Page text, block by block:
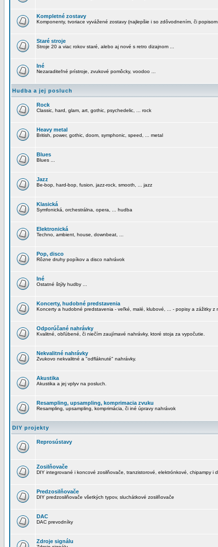
Kompletné zostavy
Komponenty, tvoriace vyvážené zostavy (najlepšie i so zdôvodnením, či
Staré stroje
Stroje 20 a viac rokov staré, alebo aj nové s retro dizajnom ...
Iné
Nezaraditeľné prístroje, zvukové pomôcky, voodoo ...
Hudba a jej posluch
Rock
Classic, hard, glam, art, gothic, psychedelic, ... rock
Heavy metal
British, power, gothic, doom, symphonic, speed, ... metal
Blues
Blues ...
Jazz
Be-bop, hard-bop, fusion, jazz-rock, smooth, ... jazz
Klasická
Symfonická, orchestrálna, opera, ... hudba
Elektronická
Techno, ambient, house, downbeat, ...
Pop, disco
Rôzne druhy popíkov a disco nahrávok
Iné
Ostatné štýly hudby ...
Koncerty, hudobné predstavenia
Koncerty a hudobné predstavenia - veľké, malé, klubové, ... - popisy a zážitky z
Odporúčané nahrávky
Kvalitné, obľúbené, či niečím zaujímavé nahrávky, ktoré stoja za vypočutie.
Nekvalitné nahrávky
Zvukovo nekvalitné a "odfláknuté" nahrávky.
Akustika
Akustika a jej vplyv na posluch.
Resampling, upsampling, komprimacia zvuku
Resampling, upsampling, komprimácia, či iné úpravy nahrávok
DIY projekty
Reprosústavy
Zosilňovače
DIY integrované i koncové zosilňovače, tranzistorové, elektrónkové, chipampy i
Predzosilňovače
DIY predzosilňovače všetkých typov, sluchátkové zosilňovače
DAC
DAC prevodníky
Zdroje signálu